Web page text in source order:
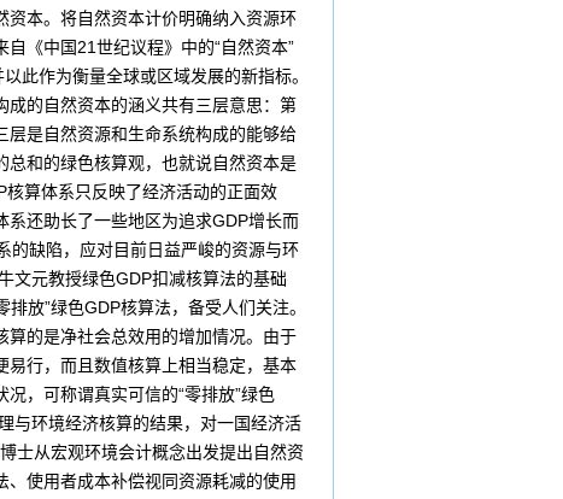
本。将自然资本计价明确纳入资源环
《中国21世纪议程》中的“自然资本”
此作为衡量全球或区域发展的新指标。
的自然资本的涵义共有三层意思：第
是自然资源和生命系统构成的能够给
总和的绿色核算观，也就说自然资本是
体系只反映了经济活动的正面效
还助长了一些地区为追求GDP增长而
的缺陷，应对目前日益严峻的资源与环
文元教授绿色GDP扣减核算法的基础
放”绿色GDP核算法，备受人们关注。
的是净社会总效用的增加情况。由于
易行，而且数值核算上相当稳定，基本
，可称谓真实可信的“零排放”绿色
境经济核算的结果，对一国经济活
士从宏观环境会计概念出发提出自然资
使用者成本补偿视同资源耗减的使用